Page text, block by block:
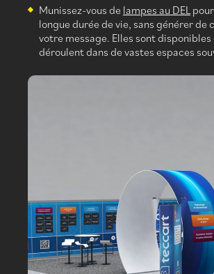
Munissez-vous de lampes au DEL
longue durée de vie, sans générer
votre message. Elles sont
déroulent dans de vastes espaces